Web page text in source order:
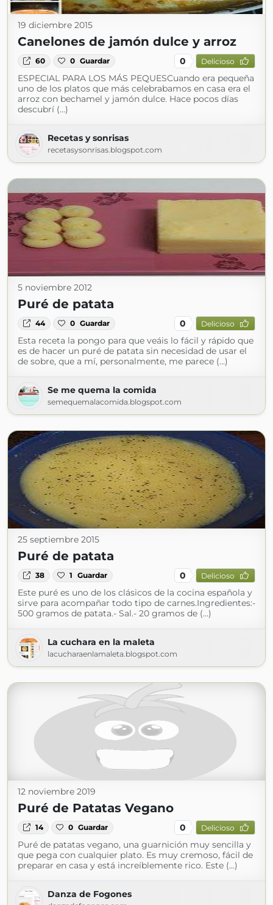
19 diciembre 2015
Canelones de jamón dulce y arroz
60 0 Guardar 0 Delicioso
ESPECIAL PARA LOS MÁS PEQUESCuando era pequeña
uno de los platos que más celebrabamos en casa era el
arroz con bechamel y jamón dulce. Hace pocos días
descubrí (...)
Recetas y sonrisas
recetasysonrisas.blogspot.com
5 noviembre 2012
Puré de patata
44 0 Guardar 0 Delicioso
Esta receta la pongo para que veáis lo fácil y rápido que
es de hacer un puré de patata sin necesidad de usar el
de sobre, que a mí, personalmente, me parece (...)
Se me quema la comida
semequemalacomida.blogspot.com
25 septiembre 2015
Puré de patata
38 1 Guardar 0 Delicioso
Este puré es uno de los clásicos de la cocina española y
sirve para acompañar todo tipo de carnes.Ingredientes:-
500 gramos de patata.- Sal.- 20 gramos de (...)
La cuchara en la maleta
lacucharaenlamaleta.blogspot.com
12 noviembre 2019
Puré de Patatas Vegano
14 0 Guardar 0 Delicioso
Puré de patatas vegano, una guarnición muy sencilla y
que pega con cualquier plato. Es muy cremoso, fácil de
preparar en casa y está increíblemente rico. Este (...)
Danza de Fogones